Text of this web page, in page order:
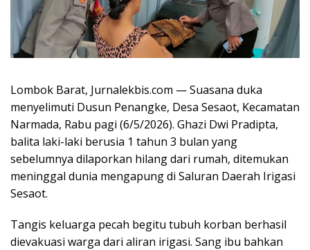
Lombok Barat, Jurnalekbis.com — Suasana duka
menyelimuti Dusun Penangke, Desa Sesaot, Kecamatan
Narmada, Rabu pagi (6/5/2026). Ghazi Dwi Pradipta,
balita laki-laki berusia 1 tahun 3 bulan yang
sebelumnya dilaporkan hilang dari rumah, ditemukan
meninggal dunia mengapung di Saluran Daerah Irigasi
Sesaot.
Tangis keluarga pecah begitu tubuh korban berhasil
dievakuasi warga dari aliran irigasi. Sang ibu bahkan